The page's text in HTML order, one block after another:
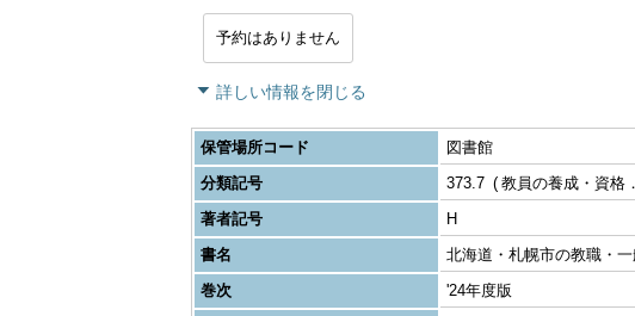
予約はありません
詳しい情報を閉じる
保管場所コード
図書館
分類記号
373.7
教員の養成・資格
著者記号
H
書名
北海道・札幌市の教職・
巻次
'24年度版